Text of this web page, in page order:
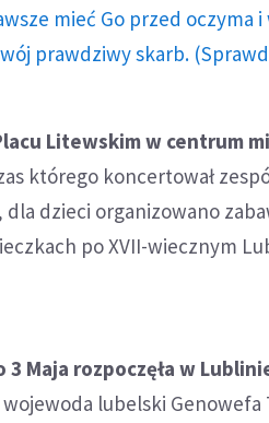
mieć Go przed oczyma
prawdziwy skarb.
Litewskim w centrum
którego koncertował
dzieci organizowano
po XVII-wiecznym
Maja rozpoczęła w
lubelski Genowefa